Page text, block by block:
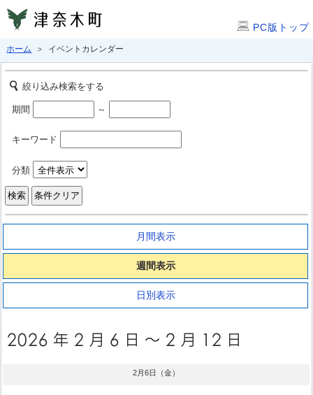
PC版トップ
ホーム ＞ イベントカレンダー
絞り込み検索をする
期間 ～
キーワード
分類
月間表示
週間表示
日別表示
2月6日（金）